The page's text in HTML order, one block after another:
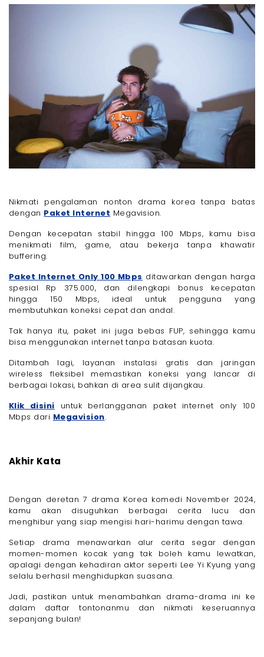
Nikmati pengalaman nonton drama korea tanpa batas
dengan Paket Internet Megavision.
Dengan kecepatan stabil hingga 100 Mbps, kamu bisa
menikmati film, game, atau bekerja tanpa khawatir
buffering.
Paket Internet Only 100 Mbps ditawarkan dengan harga
spesial Rp 375.000, dan dilengkapi bonus kecepatan
hingga 150 Mbps, ideal untuk pengguna yang
membutuhkan koneksi cepat dan andal.
Tak hanya itu, paket ini juga bebas FUP, sehingga kamu
bisa menggunakan internet tanpa batasan kuota.
Ditambah lagi, layanan instalasi gratis dan jaringan
wireless fleksibel memastikan koneksi yang lancar di
berbagai lokasi, bahkan di area sulit dijangkau.
Klik disini untuk berlangganan paket internet only 100
Mbps dari Megavision.
Akhir Kata
Dengan deretan 7 drama Korea komedi November 2024,
kamu akan disuguhkan berbagai cerita lucu dan
menghibur yang siap mengisi hari-harimu dengan tawa.
Setiap drama menawarkan alur cerita segar dengan
momen-momen kocak yang tak boleh kamu lewatkan,
apalagi dengan kehadiran aktor seperti Lee Yi Kyung yang
selalu berhasil menghidupkan suasana.
Jadi, pastikan untuk menambahkan drama-drama ini ke
dalam daftar tontonanmu dan nikmati keseruannya
sepanjang bulan!